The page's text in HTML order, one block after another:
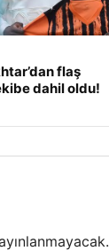
flaş
dahil oldu!